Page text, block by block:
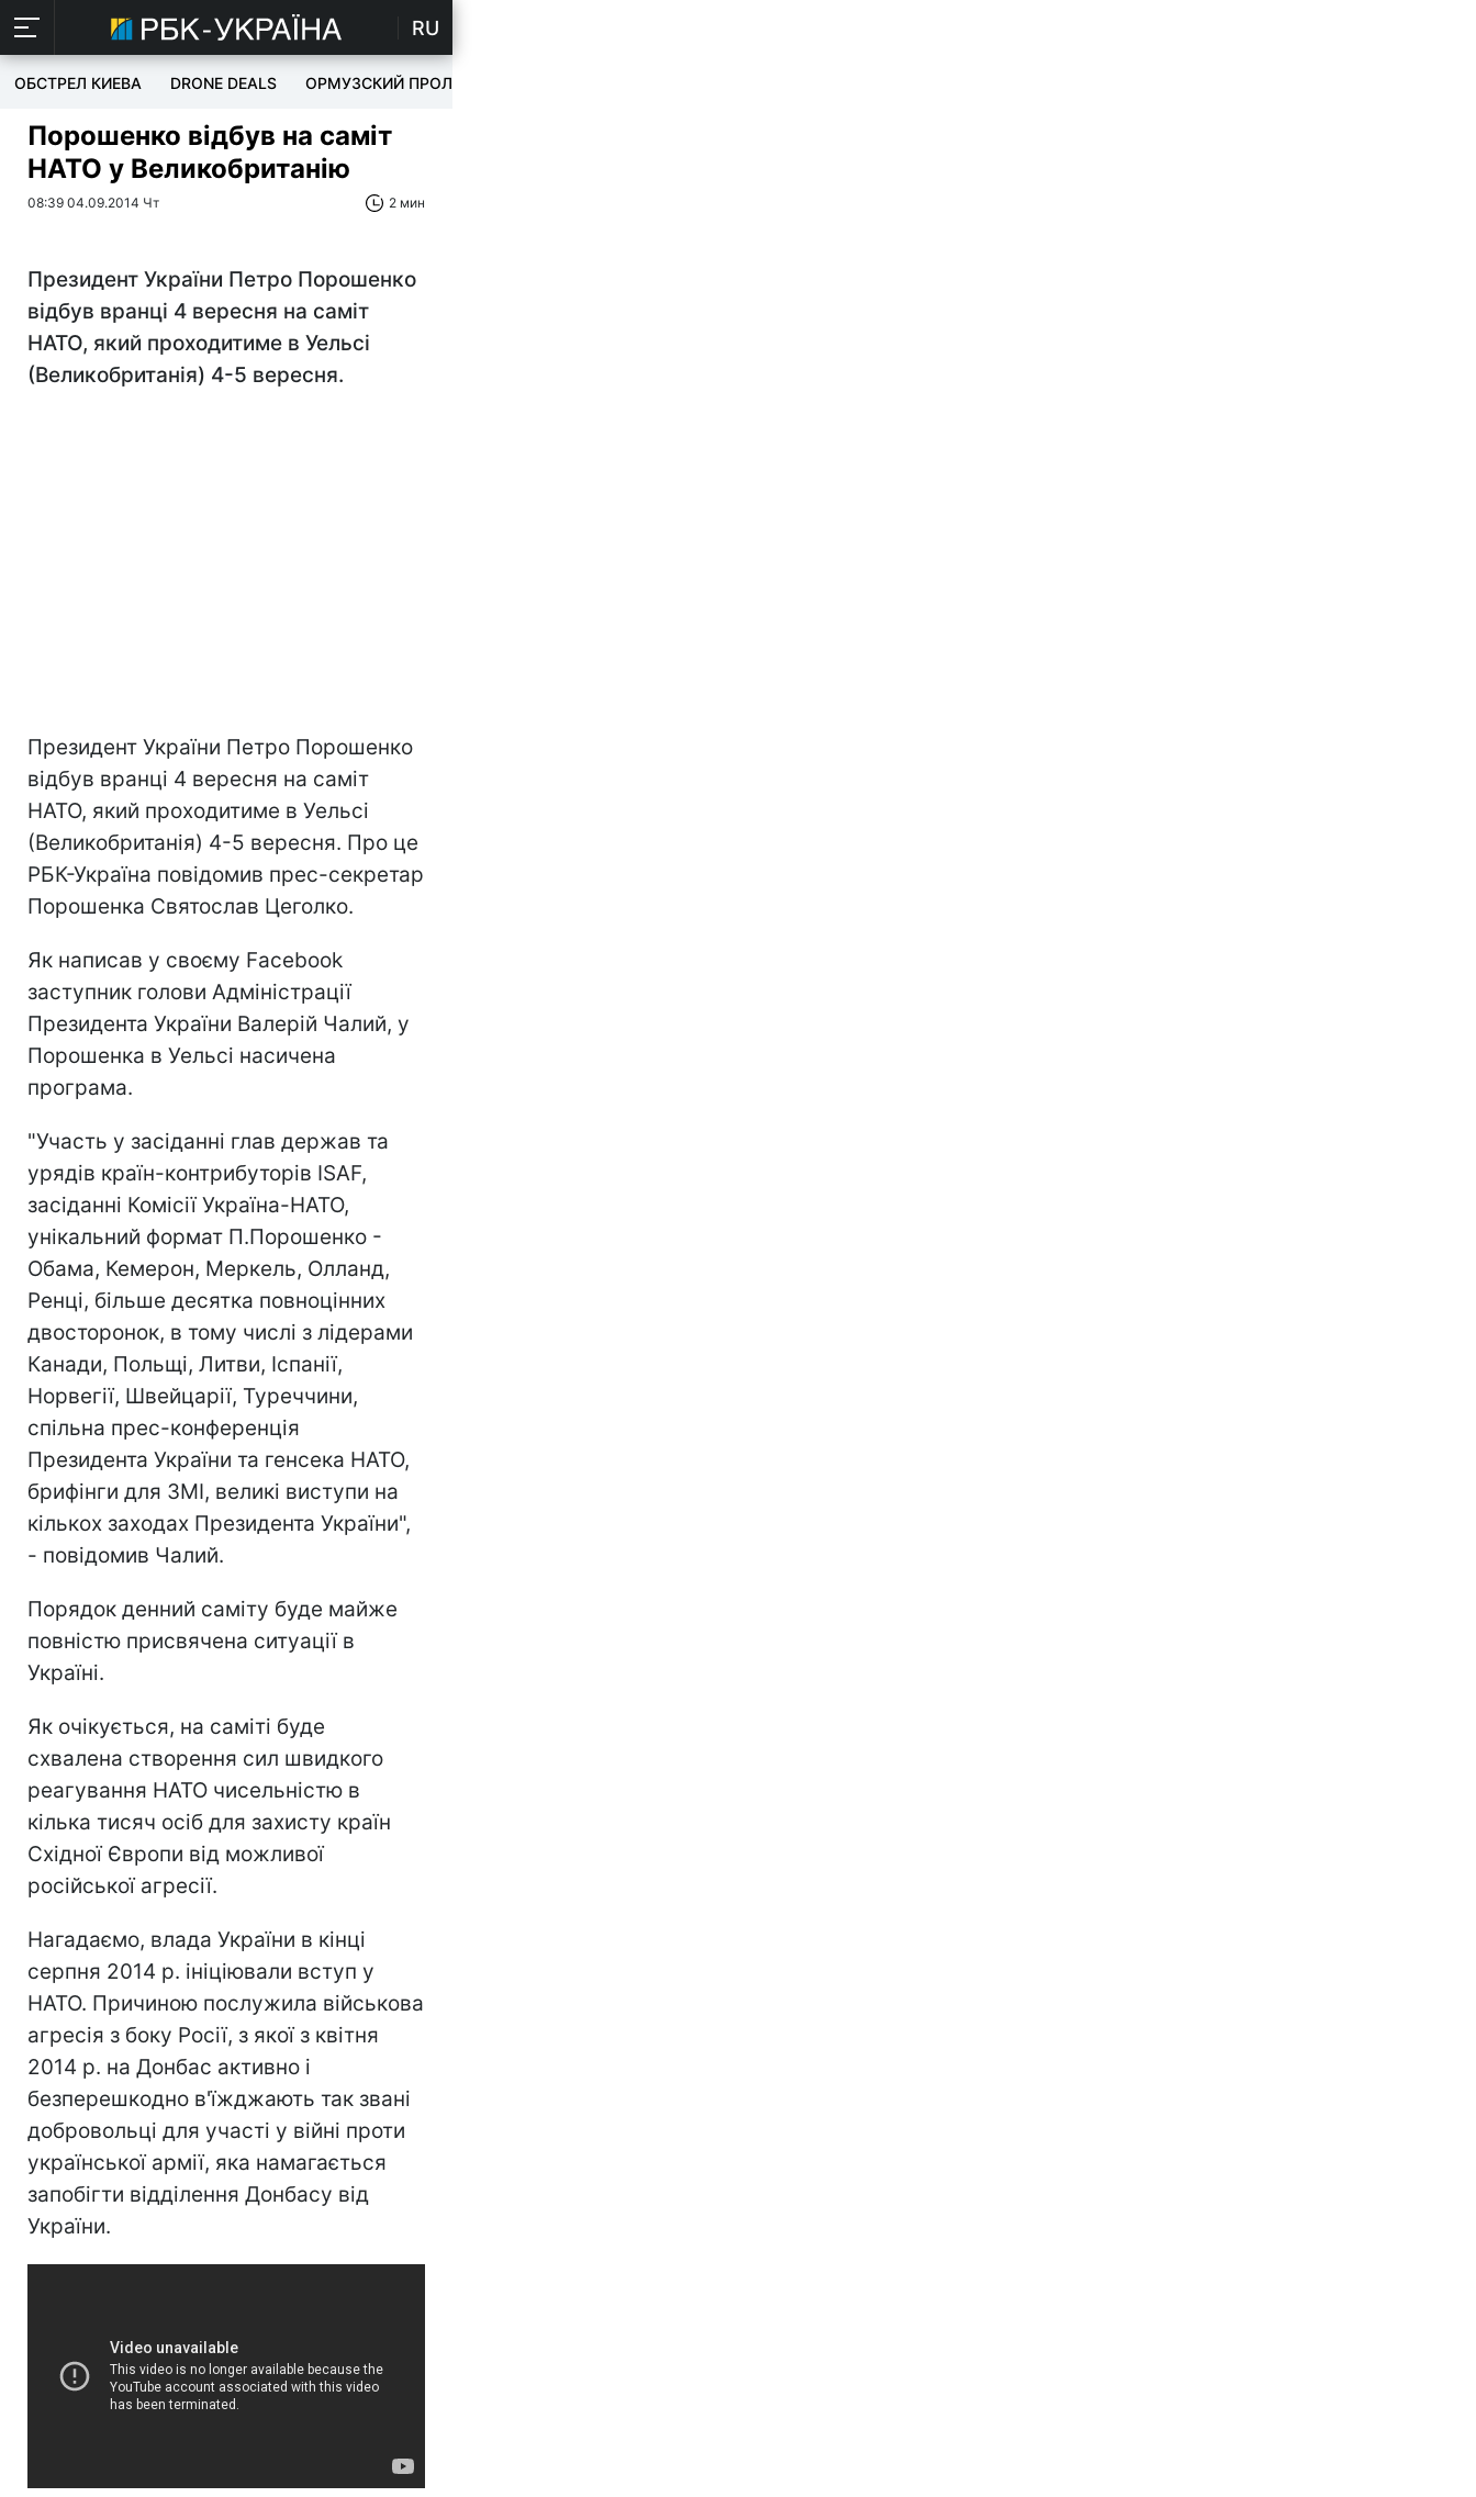
RU
ОБСТРЕЛ КИЕВА DRONE DEALS ОРМУЗСКИЙ ПРОЛИВ
Порошенко відбув на саміт
НАТО у Великобританію
08:39 04.09.2014 Чт 2 мин
Президент України Петро Порошенко
відбув вранці 4 вересня на саміт
НАТО, який проходитиме в Уельсі
(Великобританія) 4-5 вересня.
Президент України Петро Порошенко
відбув вранці 4 вересня на саміт
НАТО, який проходитиме в Уельсі
(Великобританія) 4-5 вересня. Про це
РБК-Україна повідомив прес-секретар
Порошенка Святослав Цеголко.
Як написав у своєму Facebook
заступник голови Адміністрації
Президента України Валерій Чалий, у
Порошенка в Уельсі насичена
програма.
"Участь у засіданні глав держав та
урядів країн-контрибуторів ISAF,
засіданні Комісії Україна-НАТО,
унікальний формат П.Порошенко -
Обама, Кемерон, Меркель, Олланд,
Ренці, більше десятка повноцінних
двосторонок, в тому числі з лідерами
Канади, Польщі, Литви, Іспанії,
Норвегії, Швейцарії, Туреччини,
спільна прес-конференція
Президента України та генсека НАТО,
брифінги для ЗМІ, великі виступи на
кількох заходах Президента України",
- повідомив Чалий.
Порядок денний саміту буде майже
повністю присвячена ситуації в
Україні.
Як очікується, на саміті буде
схвалена створення сил швидкого
реагування НАТО чисельністю в
кілька тисяч осіб для захисту країн
Східної Європи від можливої
російської агресії.
Нагадаємо, влада України в кінці
серпня 2014 р. ініціювали вступ у
НАТО. Причиною послужила військова
агресія з боку Росії, з якої з квітня
2014 р. на Донбас активно і
безперешкодно в'їжджають так звані
добровольці для участі у війні проти
української армії, яка намагається
запобігти відділення Донбасу від
України.